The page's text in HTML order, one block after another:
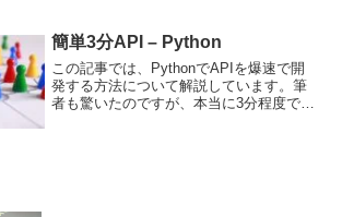
簡単3分API – Python
この記事では、PythonでAPIを爆速で開
発する方法について解説しています。筆
者も驚いたのですが、本当に3分程度で